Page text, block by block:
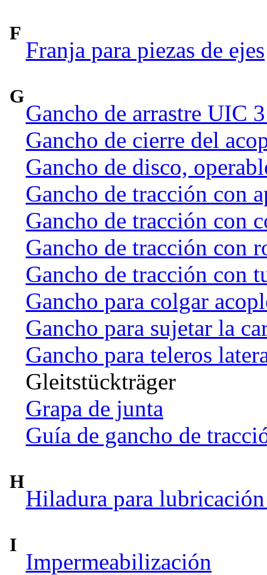
F
Franja para piezas de ejes
G
Gancho de arrastre UIC
Gancho de cierre del
Gancho de disco,
Gancho de tracción con
Gancho de tracción con
Gancho de tracción con
Gancho de tracción con
Gancho para colgar
Gancho para sujetar la
Gancho para teleros
Gleitstückträger
Grapa de junta
Guía de gancho de
H
Hiladura para
I
Impermeabilización